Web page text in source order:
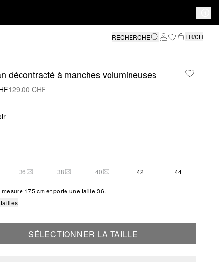
RECHERCHE FR/CH
décontracté à manches volumineuses
129.00 CHF
SIZE IS CURRENTLY OUT OF STOCK
36THIS SIZE IS CURRENTLY OUT OF STOCK
38THIS SIZE IS CURRENTLY OUT OF STOCK
40THIS SIZE IS CURRENTLY OUT OF STOCK
42 44
175 cm et porte une taille 36.
SÉLECTIONNER LA TAILLE